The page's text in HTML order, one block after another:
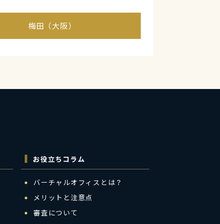
梅田（大阪）
お役立ちコラム
バーチャルオフィスとは？
メリットと注意点
審査について